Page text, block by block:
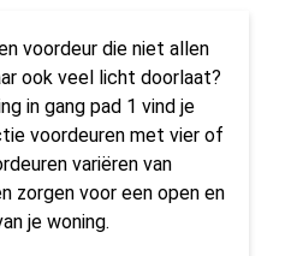
voordeur die niet allen
ook veel licht doorlaat?
in gang pad 1 vind je
voordeuren met vier of
variëren van
zorgen voor een open en
je woning.